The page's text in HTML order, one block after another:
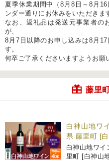
夏季休業期間中（8月8日～8月
ンダー通りにお休みをいただきま
なお、返礼品は発送元事業者の
が、
8月7日以降のお申し込みは8月
す。
何卒ご了承くださいますようお願
藤里
白神山地ワ
県 藤里町 [
白神山地ワ
里町 [白神山